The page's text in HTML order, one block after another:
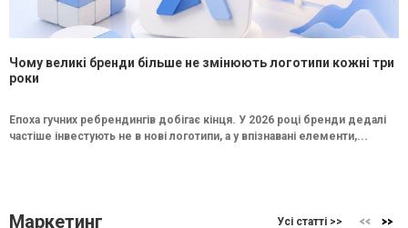
Чому великі бренди більше не змінюють логотипи кожні три
роки
Епоха гучних ребрендингів добігає кінця. У 2026 році бренди дедалі
частіше інвестують не в нові логотипи, а у впізнавані елементи,...
Маркетинг Усі статті >>